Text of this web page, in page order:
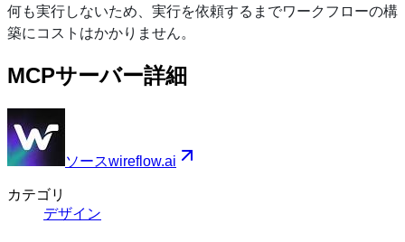
何も実行しないため、実行を依頼するまでワークフローの構
築にコストはかかりません。
MCPサーバー詳細
ソースwireflow.ai
カテゴリ
デザイン